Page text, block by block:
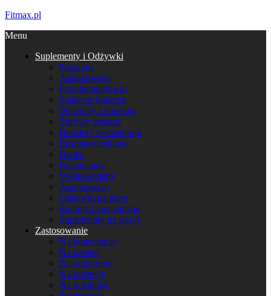
Fitmax.pl
Menu
Suplementy i Odżywki
Kreatyna
Aminokwasy
Przedtreningówki
Spalacze tłuszczu
Witaminy i minerały
Zdrowe tłuszcze
Boostery testosteronu
Ekstrakty roślinne
Białka
Regeneracja
Węglowodany
Aminokwasy
Odżywki na masę
Energia i koncetracja
Suplementy na stawy
Zastosowanie
Na koncetrację
Na pamięć
Na odporność
Na potencję
Na witalność